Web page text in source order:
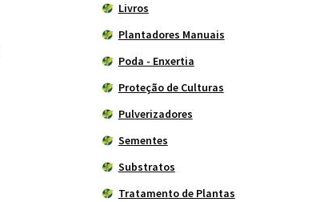
Livros
Plantadores Manuais
Poda - Enxertia
Proteção de Culturas
Pulverizadores
Sementes
Substratos
Tratamento de Plantas